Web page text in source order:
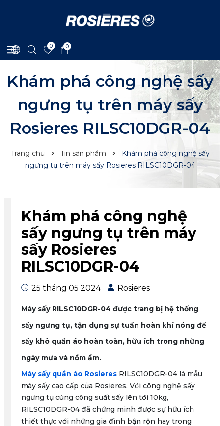
0 0
Khám phá công nghệ sấy
ngưng tụ trên máy sấy
Rosieres RILSC10DGR-04
Trang chủ Tin sản phẩm
Khám phá công nghệ sấy
ngưng tụ trên máy sấy Rosieres RILSC10DGR-04
Khám phá công nghệ
sấy ngưng tụ trên máy
sấy Rosieres
RILSC10DGR-04
25 tháng 05 2024 Rosieres
Máy sấy RILSC10DGR-04 được trang bị hệ thống
sấy ngưng tụ, tận dụng sự tuần hoàn khí nóng để
sấy khô quần áo hoàn toàn, hữu ích trong những
ngày mưa và nồm ẩm.
Máy sấy quần áo RosieresRILSC10DGR-04 là mẫu
máy sấy cao cấp của Rosieres. Với công nghệ sấy
ngưng tụ cùng công suất sấy lên tới 10kg,
RILSC10DGR-04 đã chứng minh được sự hữu ích
thiết thực với những gia đình bận rộn hay trong